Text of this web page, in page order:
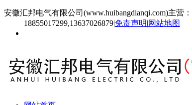
安徽汇邦电气有限公司(www.huibangdianqi.com)主营：
18855017299,13637026879|免责声明|网站地图